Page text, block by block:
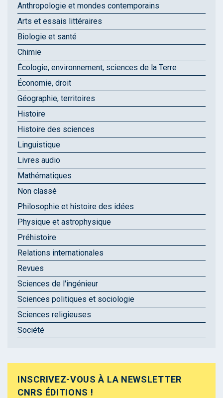
Anthropologie et mondes contemporains
Arts et essais littéraires
Biologie et santé
Chimie
Écologie, environnement, sciences de la Terre
Économie, droit
Géographie, territoires
Histoire
Histoire des sciences
Linguistique
Livres audio
Mathématiques
Non classé
Philosophie et histoire des idées
Physique et astrophysique
Préhistoire
Relations internationales
Revues
Sciences de l'ingénieur
Sciences politiques et sociologie
Sciences religieuses
Société
INSCRIVEZ-VOUS À LA NEWSLETTER
CNRS ÉDITIONS !